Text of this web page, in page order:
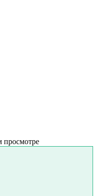
просмотре